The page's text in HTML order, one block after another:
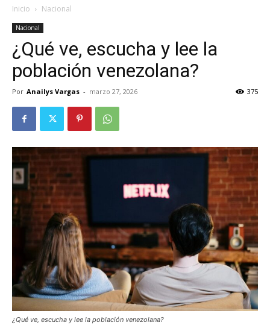
Inicio Nacional
Nacional
¿Qué ve, escucha y lee la
población venezolana?
Por Anailys Vargas - marzo 27, 2026 375
¿Qué ve, escucha y lee la población venezolana?